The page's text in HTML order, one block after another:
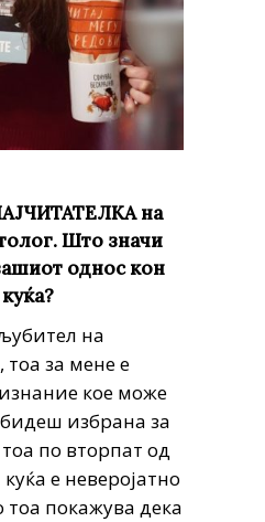
на
Што значи
однос кон
на
за мене е
кое може
избрана за
по вторпат од
е неверојатно
тоа покажува дека